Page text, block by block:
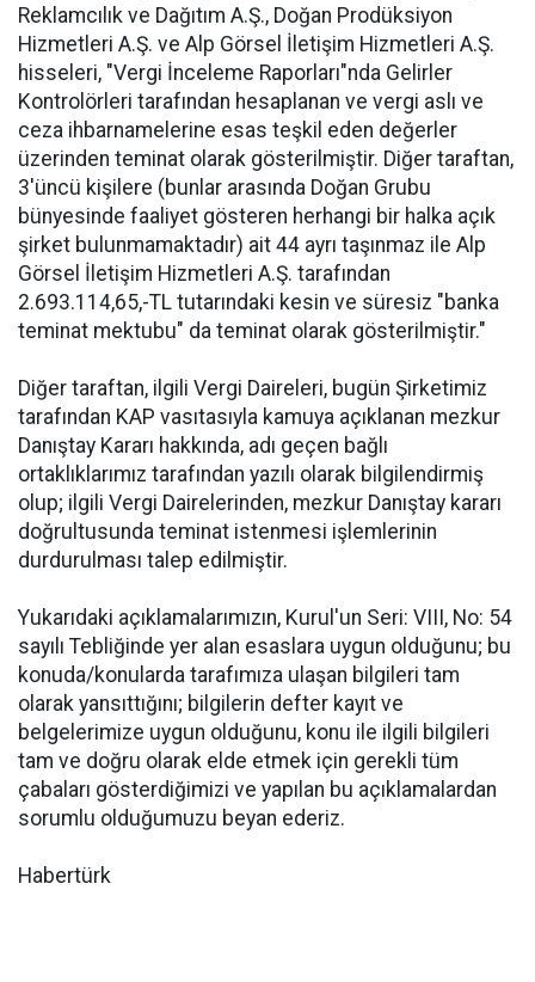
Reklamcılık ve Dağıtım A.Ş., Doğan Prodüksiyon
Hizmetleri A.Ş. ve Alp Görsel İletişim Hizmetleri A.Ş.
hisseleri, "Vergi İnceleme Raporları"nda Gelirler
Kontrolörleri tarafından hesaplanan ve vergi aslı ve
ceza ihbarnamelerine esas teşkil eden değerler
üzerinden teminat olarak gösterilmiştir. Diğer taraftan,
3'üncü kişilere (bunlar arasında Doğan Grubu
bünyesinde faaliyet gösteren herhangi bir halka açık
şirket bulunmamaktadır) ait 44 ayrı taşınmaz ile Alp
Görsel İletişim Hizmetleri A.Ş. tarafından
2.693.114,65,-TL tutarındaki kesin ve süresiz "banka
teminat mektubu" da teminat olarak gösterilmiştir."
Diğer taraftan, ilgili Vergi Daireleri, bugün Şirketimiz
tarafından KAP vasıtasıyla kamuya açıklanan mezkur
Danıştay Kararı hakkında, adı geçen bağlı
ortaklıklarımız tarafından yazılı olarak bilgilendirmiş
olup; ilgili Vergi Dairelerinden, mezkur Danıştay kararı
doğrultusunda teminat istenmesi işlemlerinin
durdurulması talep edilmiştir.
Yukarıdaki açıklamalarımızın, Kurul'un Seri: VIII, No: 54
sayılı Tebliğinde yer alan esaslara uygun olduğunu; bu
konuda/konularda tarafımıza ulaşan bilgileri tam
olarak yansıttığını; bilgilerin defter kayıt ve
belgelerimize uygun olduğunu, konu ile ilgili bilgileri
tam ve doğru olarak elde etmek için gerekli tüm
çabaları gösterdiğimizi ve yapılan bu açıklamalardan
sorumlu olduğumuzu beyan ederiz.
Habertürk